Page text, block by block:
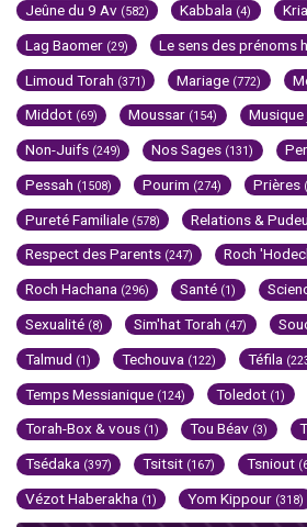
Jeûne du 9 Av (582) Kabbala (4)
Lag Baomer (29) Le sens des prénoms
Limoud Torah (371) Mariage (772)
Middot (69) Moussar (154) Musique
Non-Juifs (249) Nos Sages (131)
Pessah (1508) Pourim (274) Prières
Pureté Familiale (578) Relations &
Respect des Parents (247) Roch
Roch Hachana (296) Santé (1)
Sexualité (8) Sim'hat Torah (47)
Talmud (1) Techouva (122) Téfila
Temps Messianique (124) Toledot (1)
Torah-Box & vous (1) Tou Béav (3)
Tsédaka (397) Tsitsit (167) Tsniout
Vézot Haberakha (1) Yom Kippour (318)